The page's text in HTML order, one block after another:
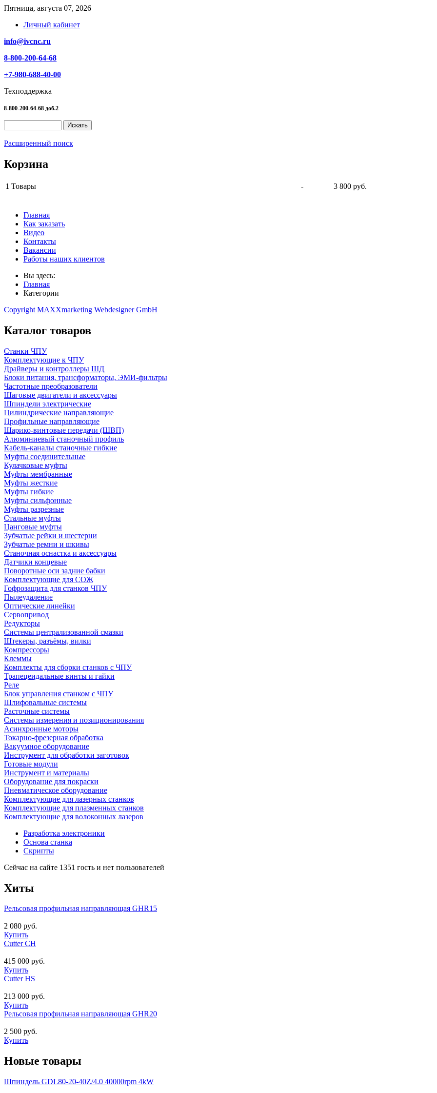
Пятница, августа 07, 2026
Личный кабинет
info@ivcnc.ru
8-800-200-64-68
+7-980-688-40-00
Техподдержка
8-800-200-64-68 доб.2
Расширенный поиск
Корзина
1 Товары -
3 800 руб.
Главная
Как заказать
Видео
Контакты
Вакансии
Работы наших клиентов
Вы здесь:
Главная
Категории
Copyright MAXXmarketing Webdesigner GmbH
Каталог товаров
Станки ЧПУ
Комплектующие к ЧПУ
Драйверы и контроллеры ШД
Блоки питания, трансформаторы, ЭМИ-фильтры
Частотные преобразователи
Шаговые двигатели и аксессуары
Шпиндели электрические
Цилиндрические направляющие
Профильные направляющие
Шарико-винтовые передачи (ШВП)
Алюминиевый станочный профиль
Кабель-каналы станочные гибкие
Муфты соединительные
Кулачковые муфты
Муфты мембранные
Муфты жесткие
Муфты гибкие
Муфты сильфонные
Муфты разрезные
Стальные муфты
Цанговые муфты
Зубчатые рейки и шестерни
Зубчатые ремни и шкивы
Станочная оснастка и аксессуары
Датчики концевые
Поворотные оси задние бабки
Комплектующие для СОЖ
Гофрозащита для станков ЧПУ
Пылеудаление
Оптические линейки
Сервопривод
Редукторы
Системы централизованной смазки
Штекеры, разъёмы, вилки
Компрессоры
Клеммы
Комплекты для сборки станков с ЧПУ
Трапецеидальные винты и гайки
Реле
Блок управления станком с ЧПУ
Шлифовальные системы
Расточные системы
Системы измерения и позиционирования
Асинхронные моторы
Токарно-фрезерная обработка
Вакуумное оборудование
Инструмент для обработки заготовок
Готовые модули
Инструмент и материалы
Оборудование для покраски
Пневматическое оборудование
Комплектующие для лазерных станков
Комплектующие для плазменных станков
Комплектующие для волоконных лазеров
Разработка электроники
Основа станка
Скрипты
Сейчас на сайте 1351 гость и нет пользователей
Хиты
Рельсовая профильная направляющая GHR15
2 080 руб.
Купить
Cutter CH
415 000 руб.
Купить
Cutter HS
213 000 руб.
Купить
Рельсовая профильная направляющая GHR20
2 500 руб.
Купить
Новые товары
Шпиндель GDL80-20-40Z/4.0 40000rpm 4kW